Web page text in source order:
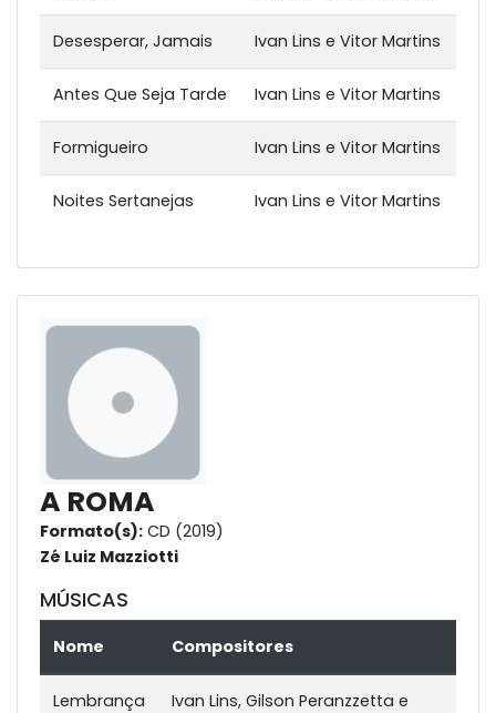
Desesperar, Jamais Ivan Lins e Vitor Martins
Antes Que Seja Tarde Ivan Lins e Vitor Martins
Formigueiro Ivan Lins e Vitor Martins
Noites Sertanejas Ivan Lins e Vitor Martins
A ROMA
Formato(s): CD (2019)
Zé Luiz Mazziotti
MÚSICAS
Nome Compositores
Lembrança
Ivan Lins, Gilson Peranzzetta e